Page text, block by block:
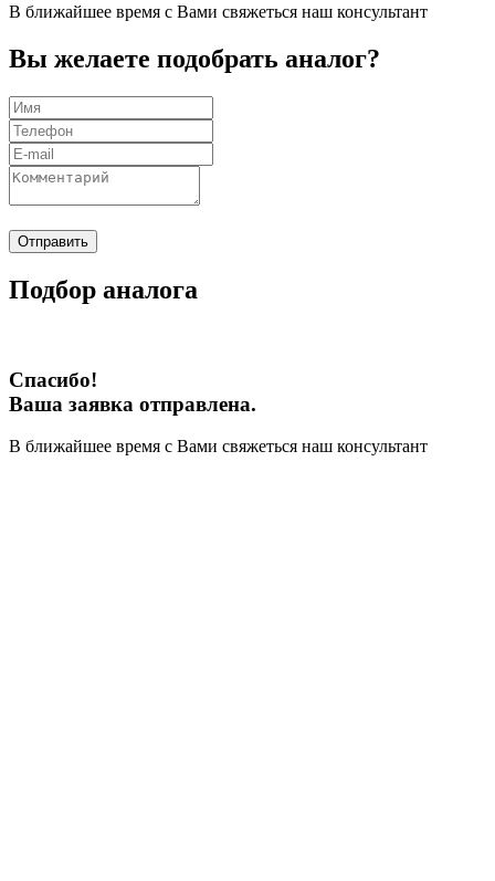
В ближайшее время с Вами свяжеться наш консультант
Вы желаете подобрать аналог?
Отправить
Подбор аналога
Спасибо!
Ваша заявка отправлена.
В ближайшее время с Вами свяжеться наш консультант